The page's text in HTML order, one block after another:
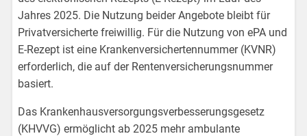
Jahres 2025. Die Nutzung beider Angebote bleibt für
Privatversicherte freiwillig. Für die Nutzung von ePA und
E-Rezept ist eine Krankenversichertennummer (KVNR)
erforderlich, die auf der Rentenversicherungsnummer
basiert.
Das Krankenhausversorgungsverbesserungsgesetz
(KHVVG) ermöglicht ab 2025 mehr ambulante